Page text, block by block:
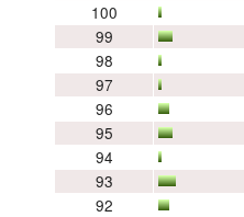
100
99
98
97
96
95
94
93
92